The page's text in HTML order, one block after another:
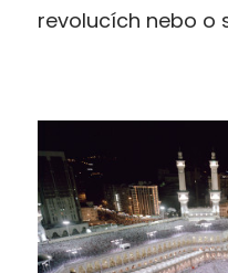
revolucích nebo o